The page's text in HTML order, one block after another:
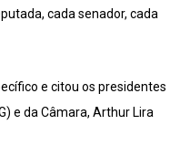
cada senador, cada
e citou os presidentes
e da Câmara, Arthur Lira